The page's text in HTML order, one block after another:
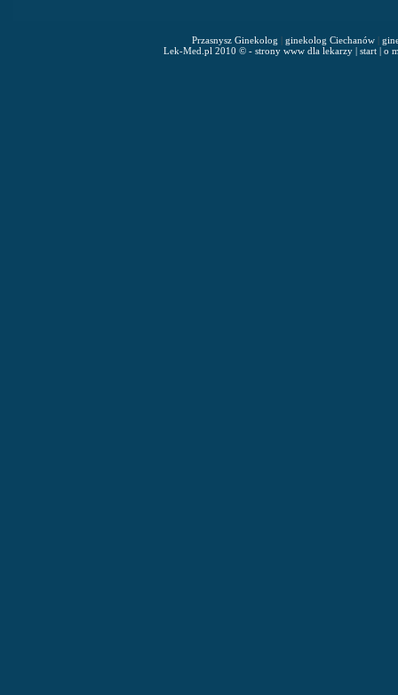
Przasnysz Ginekolog | ginekolog Ciechanów|
Lek-Med.pl 2010 © - strony www dla lekarzy| start| o